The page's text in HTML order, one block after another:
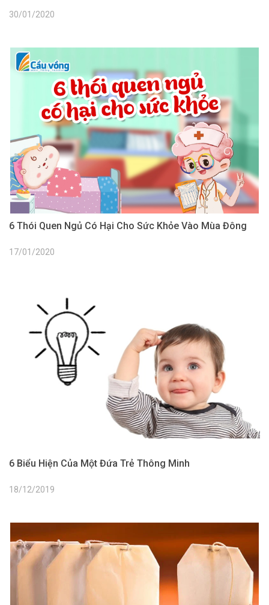
30/01/2020
6 Thói Quen Ngủ Có Hại Cho Sức Khỏe Vào Mùa Đông
17/01/2020
6 Biểu Hiện Của Một Đứa Trẻ Thông Minh
18/12/2019